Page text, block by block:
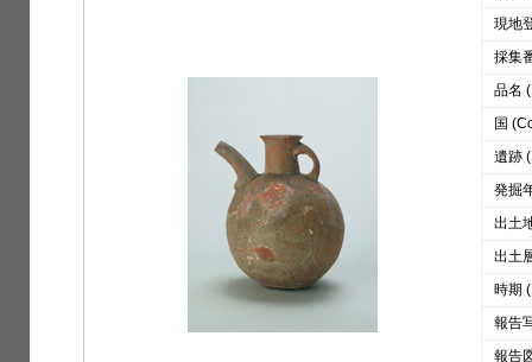
現地
採集
品名
国
遺跡
発掘
出土
出土
時期
報告
報告